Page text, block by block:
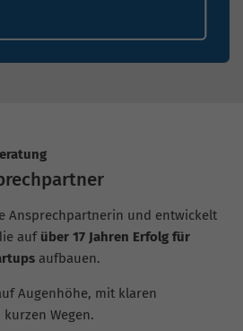
Ansprechpartnerin und entwickelt
auf über 17 Jahren Erfolg für
aufbauen.
Augenhöhe, mit klaren
Wegen.